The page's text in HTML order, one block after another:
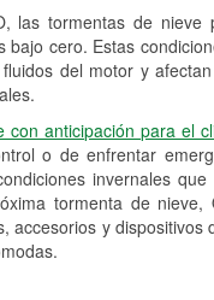
las tormentas de nieve
bajo cero. Estas
del motor y
con anticipación para el
o de enfrentar
invernales
tormenta de
accesorios y